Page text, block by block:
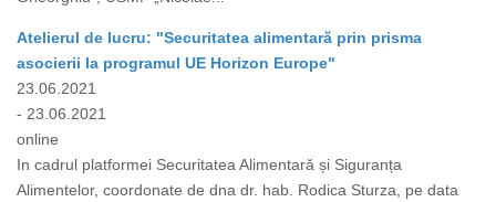
Atelierul de lucru: "Securitatea alimentară prin prisma
asocierii la programul UE Horizon Europe"
23.06.2021
- 23.06.2021
online
In cadrul platformei Securitatea Alimentară și Siguranța
Alimentelor, coordonate de dna dr. hab. Rodica Sturza, pe data